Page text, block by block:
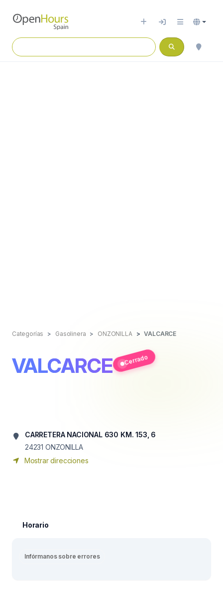
Categorías Gasolinera ONZONILLA VALCARCE
VALCARCE Cerrado
CARRETERA NACIONAL 630 KM. 153, 6
24231 ONZONILLA
Mostrar direcciones
Horario
Infórmanos sobre errores